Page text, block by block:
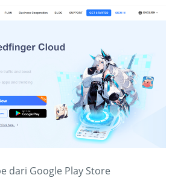
dari Google Play Store